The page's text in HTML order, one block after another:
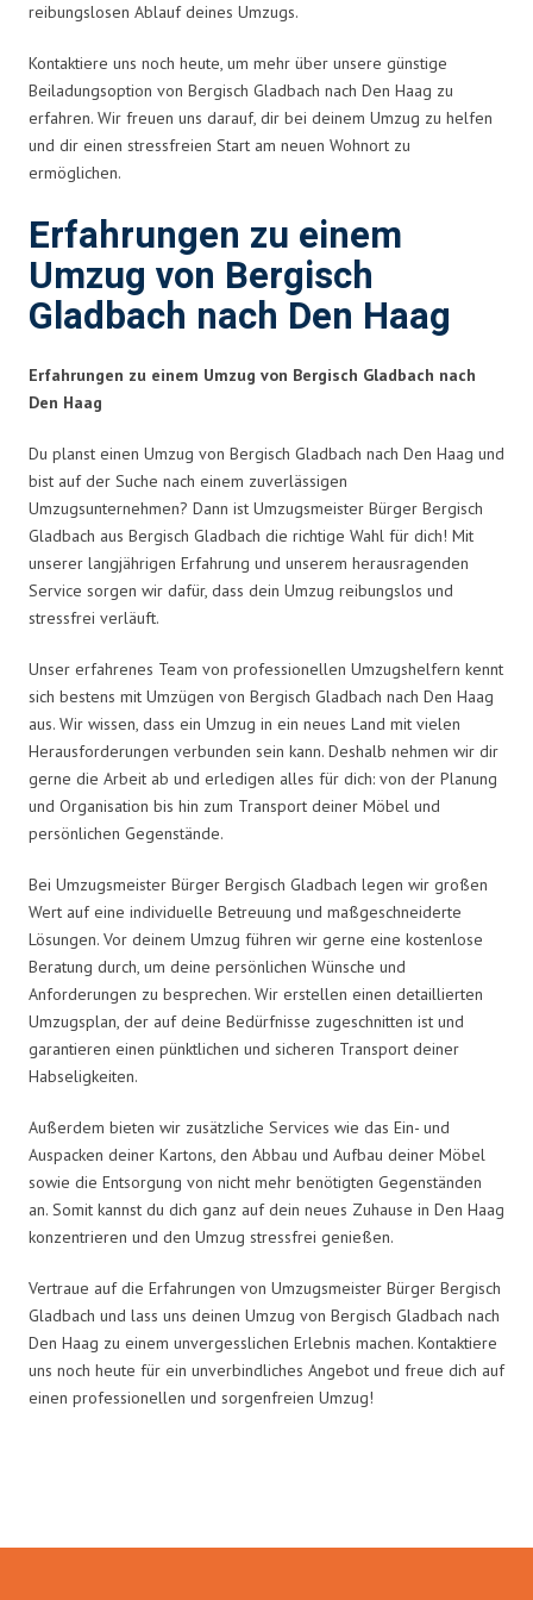
reibungslosen Ablauf deines Umzugs.
Kontaktiere uns noch heute, um mehr über unsere günstige
Beiladungsoption von Bergisch Gladbach nach Den Haag zu
erfahren. Wir freuen uns darauf, dir bei deinem Umzug zu helfen
und dir einen stressfreien Start am neuen Wohnort zu
ermöglichen.
Erfahrungen zu einem
Umzug von Bergisch
Gladbach nach Den Haag
Erfahrungen zu einem Umzug von Bergisch Gladbach nach
Den Haag
Du planst einen Umzug von Bergisch Gladbach nach Den Haag und
bist auf der Suche nach einem zuverlässigen
Umzugsunternehmen? Dann ist Umzugsmeister Bürger Bergisch
Gladbach aus Bergisch Gladbach die richtige Wahl für dich! Mit
unserer langjährigen Erfahrung und unserem herausragenden
Service sorgen wir dafür, dass dein Umzug reibungslos und
stressfrei verläuft.
Unser erfahrenes Team von professionellen Umzugshelfern kennt
sich bestens mit Umzügen von Bergisch Gladbach nach Den Haag
aus. Wir wissen, dass ein Umzug in ein neues Land mit vielen
Herausforderungen verbunden sein kann. Deshalb nehmen wir dir
gerne die Arbeit ab und erledigen alles für dich: von der Planung
und Organisation bis hin zum Transport deiner Möbel und
persönlichen Gegenstände.
Bei Umzugsmeister Bürger Bergisch Gladbach legen wir großen
Wert auf eine individuelle Betreuung und maßgeschneiderte
Lösungen. Vor deinem Umzug führen wir gerne eine kostenlose
Beratung durch, um deine persönlichen Wünsche und
Anforderungen zu besprechen. Wir erstellen einen detaillierten
Umzugsplan, der auf deine Bedürfnisse zugeschnitten ist und
garantieren einen pünktlichen und sicheren Transport deiner
Habseligkeiten.
Außerdem bieten wir zusätzliche Services wie das Ein- und
Auspacken deiner Kartons, den Abbau und Aufbau deiner Möbel
sowie die Entsorgung von nicht mehr benötigten Gegenständen
an. Somit kannst du dich ganz auf dein neues Zuhause in Den Haag
konzentrieren und den Umzug stressfrei genießen.
Vertraue auf die Erfahrungen von Umzugsmeister Bürger Bergisch
Gladbach und lass uns deinen Umzug von Bergisch Gladbach nach
Den Haag zu einem unvergesslichen Erlebnis machen. Kontaktiere
uns noch heute für ein unverbindliches Angebot und freue dich auf
einen professionellen und sorgenfreien Umzug!